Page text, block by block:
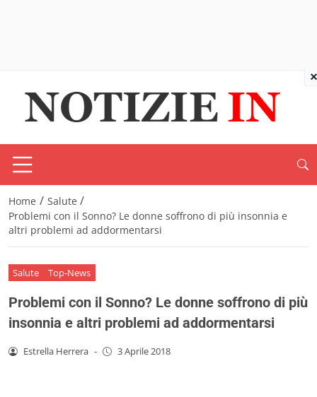
Home / Salute /
Problemi con il Sonno? Le donne soffrono di più insonnia e
altri problemi ad addormentarsi
Salute Top-News
Problemi con il Sonno? Le donne soffrono di più
insonnia e altri problemi ad addormentarsi
Estrella Herrera - 3 Aprile 2018
×